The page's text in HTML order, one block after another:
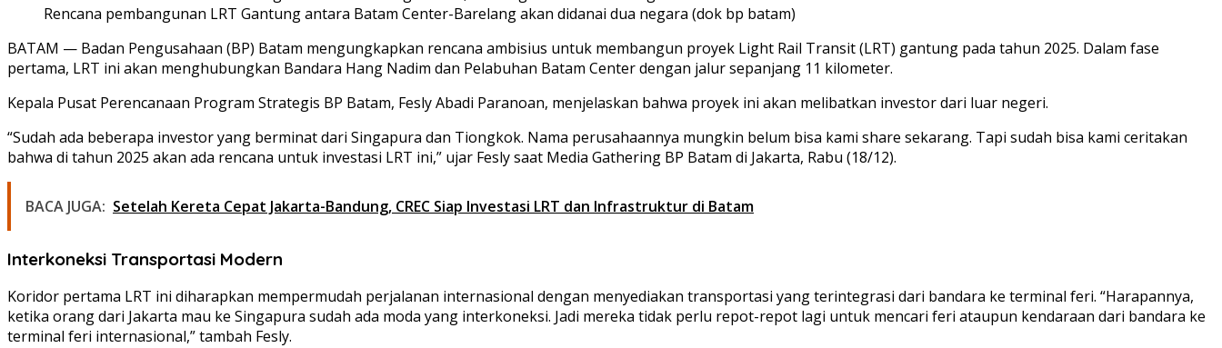
Rencana pembangunan LRT Gantung antara Batam Center-Barelang akan didanai dua negara (dok bp batam)
BATAM — Badan Pengusahaan (BP) Batam mengungkapkan rencana ambisius untuk membangun proyek Light Rail Transit (LRT) gantung pada tahun 2025. Dalam fase
pertama, LRT ini akan menghubungkan Bandara Hang Nadim dan Pelabuhan Batam Center dengan jalur sepanjang 11 kilometer.
Kepala Pusat Perencanaan Program Strategis BP Batam, Fesly Abadi Paranoan, menjelaskan bahwa proyek ini akan melibatkan investor dari luar negeri.
“Sudah ada beberapa investor yang berminat dari Singapura dan Tiongkok. Nama perusahaannya mungkin belum bisa kami share sekarang. Tapi sudah bisa kami ceritakan
bahwa di tahun 2025 akan ada rencana untuk investasi LRT ini,” ujar Fesly saat Media Gathering BP Batam di Jakarta, Rabu (18/12).
BACA JUGA: Setelah Kereta Cepat Jakarta-Bandung, CREC Siap Investasi LRT dan Infrastruktur di Batam
Interkoneksi Transportasi Modern
Koridor pertama LRT ini diharapkan mempermudah perjalanan internasional dengan menyediakan transportasi yang terintegrasi dari bandara ke terminal feri. “Harapannya,
ketika orang dari Jakarta mau ke Singapura sudah ada moda yang interkoneksi. Jadi mereka tidak perlu repot-repot lagi untuk mencari feri ataupun kendaraan dari bandara ke
terminal feri internasional,” tambah Fesly.